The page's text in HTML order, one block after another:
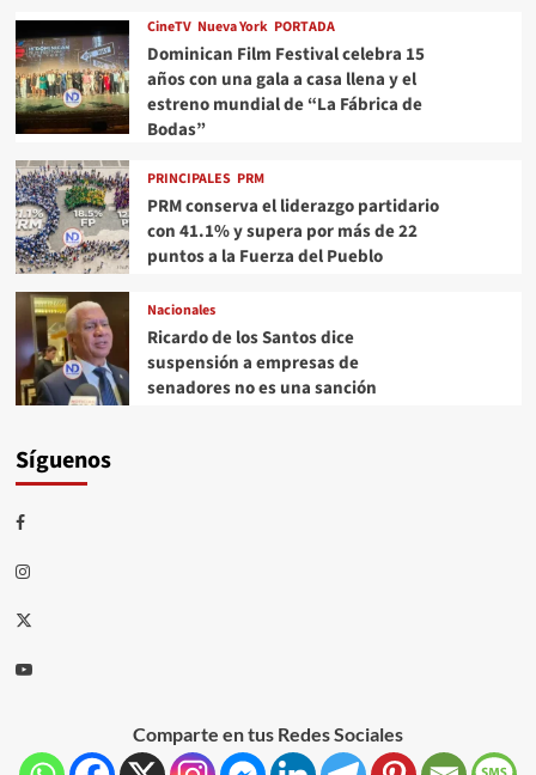
CineTV Nueva York PORTADA
Dominican Film Festival celebra 15
años con una gala a casa llena y el
estreno mundial de “La Fábrica de
Bodas”
PRINCIPALES PRM
PRM conserva el liderazgo partidario
con 41.1% y supera por más de 22
puntos a la Fuerza del Pueblo
Nacionales
Ricardo de los Santos dice
suspensión a empresas de
senadores no es una sanción
Síguenos
Comparte en tus Redes Sociales